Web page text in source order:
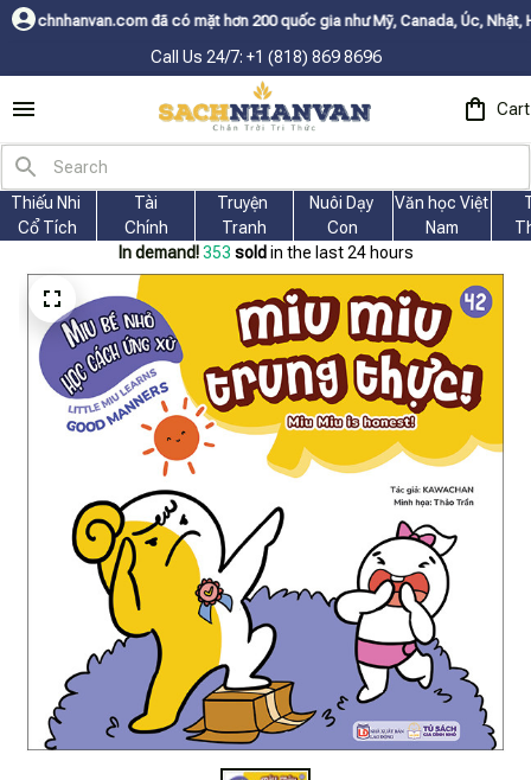
đã có mặt hơn 200 quốc gia như Mỹ, Canada, Úc, Nhật, Hàn, và các nước
Call Us 24/7: +1 (818) 869 8696
Cart
Thiếu Nhi
Cổ Tích
Tài
Chính
Truyện
Tranh
Nuôi Dạy
Con
Văn học Việt
Nam
In demand! 353 sold in the last 24 hours